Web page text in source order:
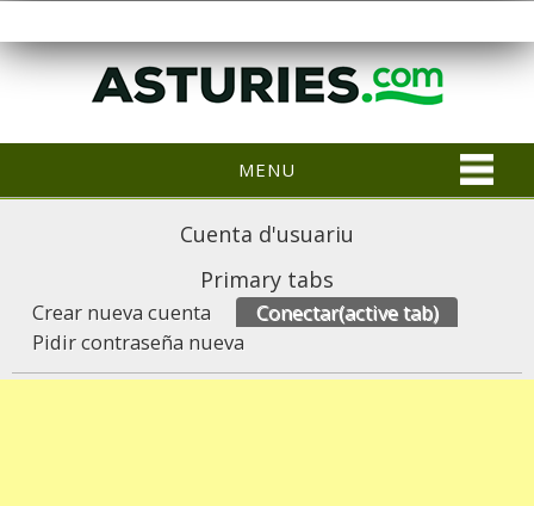
MENU
Cuenta d'usuariu
Primary tabs
Crear nueva cuenta Conectar(active tab)
Pidir contraseña nueva